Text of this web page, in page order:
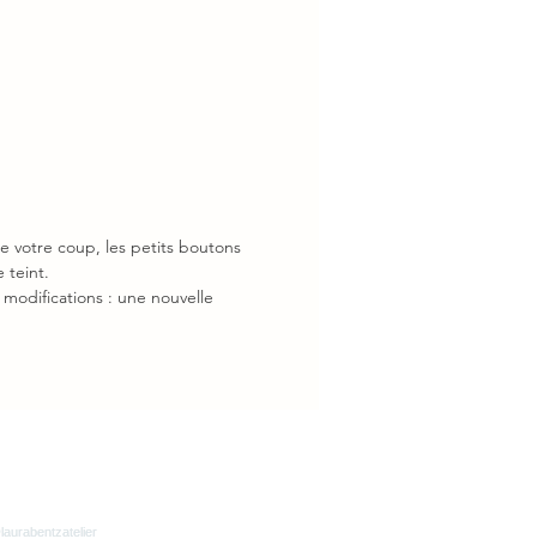
mi cuisse
votre coup, les petits boutons
teint.
: une nouvelle